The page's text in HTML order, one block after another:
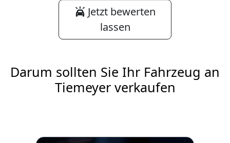
Jetzt bewerten
lassen
Darum sollten Sie Ihr Fahrzeug an
Tiemeyer verkaufen